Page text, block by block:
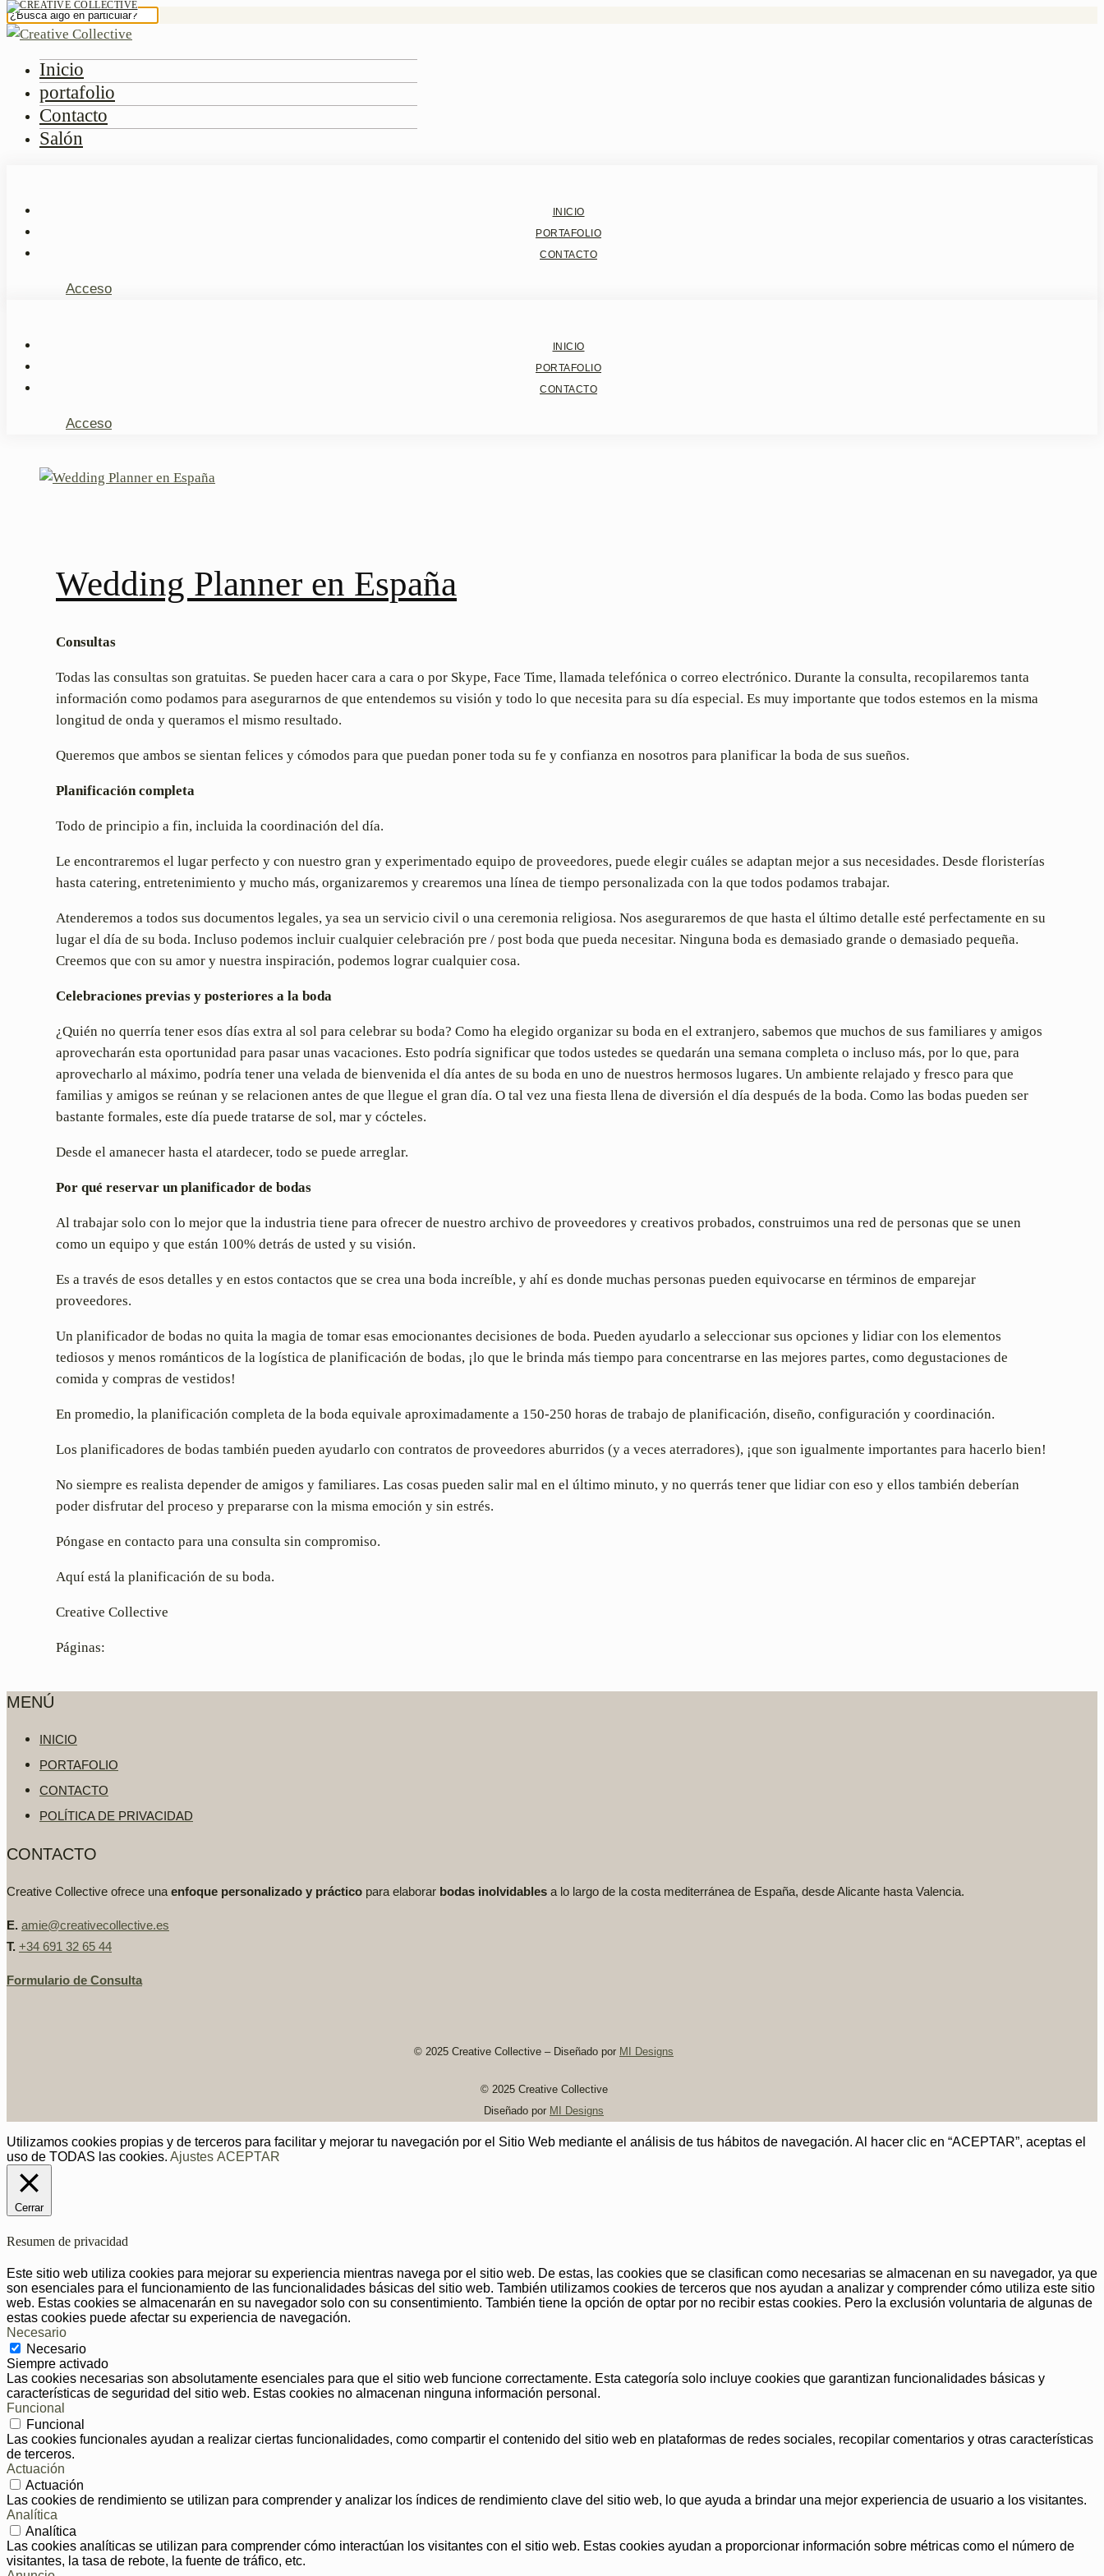
Inicio
portafolio
Contacto
Salón
INICIO
PORTAFOLIO
CONTACTO
Acceso
INICIO
PORTAFOLIO
CONTACTO
Acceso
Wedding Planner en España
Consultas
Todas las consultas son gratuitas. Se pueden hacer cara a cara o por Skype, Face Time, llamada telefónica o correo electrónico. Durante la consulta, recopilaremos tanta
información como podamos para asegurarnos de que entendemos su visión y todo lo que necesita para su día especial. Es muy importante que todos estemos en la misma
longitud de onda y queramos el mismo resultado.
Queremos que ambos se sientan felices y cómodos para que puedan poner toda su fe y confianza en nosotros para planificar la boda de sus sueños.
Planificación completa
Todo de principio a fin, incluida la coordinación del día.
Le encontraremos el lugar perfecto y con nuestro gran y experimentado equipo de proveedores, puede elegir cuáles se adaptan mejor a sus necesidades. Desde floristerías
hasta catering, entretenimiento y mucho más, organizaremos y crearemos una línea de tiempo personalizada con la que todos podamos trabajar.
Atenderemos a todos sus documentos legales, ya sea un servicio civil o una ceremonia religiosa. Nos aseguraremos de que hasta el último detalle esté perfectamente en su
lugar el día de su boda. Incluso podemos incluir cualquier celebración pre / post boda que pueda necesitar. Ninguna boda es demasiado grande o demasiado pequeña.
Creemos que con su amor y nuestra inspiración, podemos lograr cualquier cosa.
Celebraciones previas y posteriores a la boda
¿Quién no querría tener esos días extra al sol para celebrar su boda? Como ha elegido organizar su boda en el extranjero, sabemos que muchos de sus familiares y amigos
aprovecharán esta oportunidad para pasar unas vacaciones. Esto podría significar que todos ustedes se quedarán una semana completa o incluso más, por lo que, para
aprovecharlo al máximo, podría tener una velada de bienvenida el día antes de su boda en uno de nuestros hermosos lugares. Un ambiente relajado y fresco para que
familias y amigos se reúnan y se relacionen antes de que llegue el gran día. O tal vez una fiesta llena de diversión el día después de la boda. Como las bodas pueden ser
bastante formales, este día puede tratarse de sol, mar y cócteles.
Desde el amanecer hasta el atardecer, todo se puede arreglar.
Por qué reservar un planificador de bodas
Al trabajar solo con lo mejor que la industria tiene para ofrecer de nuestro archivo de proveedores y creativos probados, construimos una red de personas que se unen
como un equipo y que están 100% detrás de usted y su visión.
Es a través de esos detalles y en estos contactos que se crea una boda increíble, y ahí es donde muchas personas pueden equivocarse en términos de emparejar
proveedores.
Un planificador de bodas no quita la magia de tomar esas emocionantes decisiones de boda. Pueden ayudarlo a seleccionar sus opciones y lidiar con los elementos
tediosos y menos románticos de la logística de planificación de bodas, ¡lo que le brinda más tiempo para concentrarse en las mejores partes, como degustaciones de
comida y compras de vestidos!
En promedio, la planificación completa de la boda equivale aproximadamente a 150-250 horas de trabajo de planificación, diseño, configuración y coordinación.
Los planificadores de bodas también pueden ayudarlo con contratos de proveedores aburridos (y a veces aterradores), ¡que son igualmente importantes para hacerlo bien!
No siempre es realista depender de amigos y familiares. Las cosas pueden salir mal en el último minuto, y no querrás tener que lidiar con eso y ellos también deberían
poder disfrutar del proceso y prepararse con la misma emoción y sin estrés.
Póngase en contacto para una consulta sin compromiso.
Aquí está la planificación de su boda.
Creative Collective
Páginas:
MENÚ
INICIO
PORTAFOLIO
CONTACTO
POLÍTICA DE PRIVACIDAD
CONTACTO
Creative Collective ofrece una enfoque personalizado y práctico para elaborar bodas inolvidables a lo largo de la costa mediterránea de España, desde Alicante hasta Valencia.
E. amie@creativecollective.es
T. +34 691 32 65 44
Formulario de Consulta
© 2025 Creative Collective – Diseñado por MI Designs
© 2025 Creative Collective
Diseñado por MI Designs
Utilizamos cookies propias y de terceros para facilitar y mejorar tu navegación por el Sitio Web mediante el análisis de tus hábitos de navegación. Al hacer clic en “ACEPTAR”, aceptas el
uso de TODAS las cookies. Ajustes ACEPTAR
Cerrar
Resumen de privacidad
Este sitio web utiliza cookies para mejorar su experiencia mientras navega por el sitio web. De estas, las cookies que se clasifican como necesarias se almacenan en su navegador, ya que
son esenciales para el funcionamiento de las funcionalidades básicas del sitio web. También utilizamos cookies de terceros que nos ayudan a analizar y comprender cómo utiliza este sitio
web. Estas cookies se almacenarán en su navegador solo con su consentimiento. También tiene la opción de optar por no recibir estas cookies. Pero la exclusión voluntaria de algunas de
estas cookies puede afectar su experiencia de navegación.
Necesario
Necesario
Siempre activado
Las cookies necesarias son absolutamente esenciales para que el sitio web funcione correctamente. Esta categoría solo incluye cookies que garantizan funcionalidades básicas y
características de seguridad del sitio web. Estas cookies no almacenan ninguna información personal.
Funcional
Funcional
Las cookies funcionales ayudan a realizar ciertas funcionalidades, como compartir el contenido del sitio web en plataformas de redes sociales, recopilar comentarios y otras características
de terceros.
Actuación
Actuación
Las cookies de rendimiento se utilizan para comprender y analizar los índices de rendimiento clave del sitio web, lo que ayuda a brindar una mejor experiencia de usuario a los visitantes.
Analítica
Analítica
Las cookies analíticas se utilizan para comprender cómo interactúan los visitantes con el sitio web. Estas cookies ayudan a proporcionar información sobre métricas como el número de
visitantes, la tasa de rebote, la fuente de tráfico, etc.